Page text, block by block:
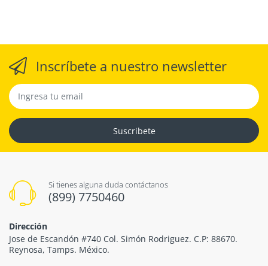
Inscríbete a nuestro newsletter
Suscribete
Si tienes alguna duda contáctanos
(899) 7750460
Dirección
Jose de Escandón #740 Col. Simón Rodriguez. C.P: 88670.
Reynosa, Tamps. México.